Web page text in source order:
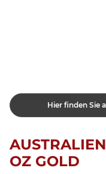
Hier finden Sie
OZ GOLD